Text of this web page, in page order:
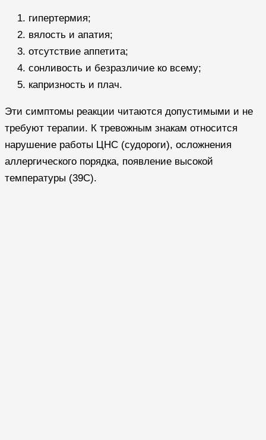
гипертермия;
вялость и апатия;
отсутствие аппетита;
сонливость и безразличие ко всему;
капризность и плач.
Эти симптомы реакции читаются допустимыми и не
требуют терапии. К тревожным знакам относится
нарушение работы ЦНС (судороги), осложнения
аллергического порядка, появление высокой
температуры (39С).